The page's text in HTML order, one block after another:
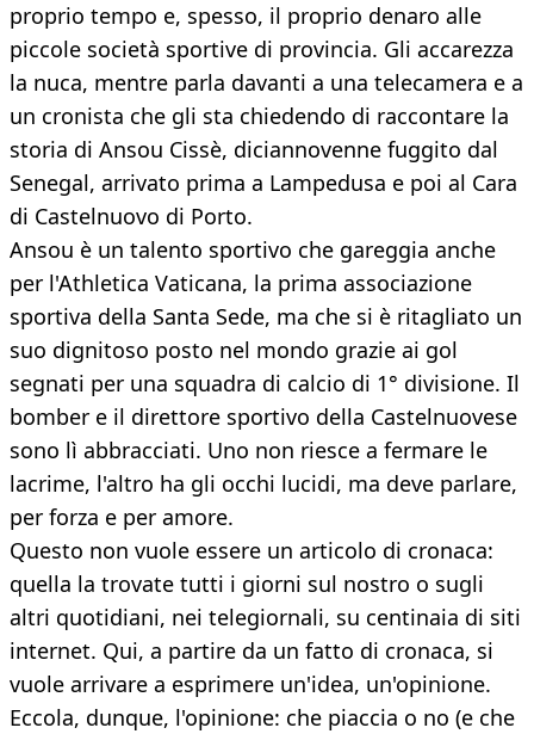
proprio tempo e, spesso, il proprio denaro alle
piccole società sportive di provincia. Gli accarezza
la nuca, mentre parla davanti a una telecamera e a
un cronista che gli sta chiedendo di raccontare la
storia di Ansou Cissè, diciannovenne fuggito dal
Senegal, arrivato prima a Lampedusa e poi al Cara
di Castelnuovo di Porto.
Ansou è un talento sportivo che gareggia anche
per l'Athletica Vaticana, la prima associazione
sportiva della Santa Sede, ma che si è ritagliato un
suo dignitoso posto nel mondo grazie ai gol
segnati per una squadra di calcio di 1° divisione. Il
bomber e il direttore sportivo della Castelnuovese
sono lì abbracciati. Uno non riesce a fermare le
lacrime, l'altro ha gli occhi lucidi, ma deve parlare,
per forza e per amore.
Questo non vuole essere un articolo di cronaca:
quella la trovate tutti i giorni sul nostro o sugli
altri quotidiani, nei telegiornali, su centinaia di siti
internet. Qui, a partire da un fatto di cronaca, si
vuole arrivare a esprimere un'idea, un'opinione.
Eccola, dunque, l'opinione: che piaccia o no (e che